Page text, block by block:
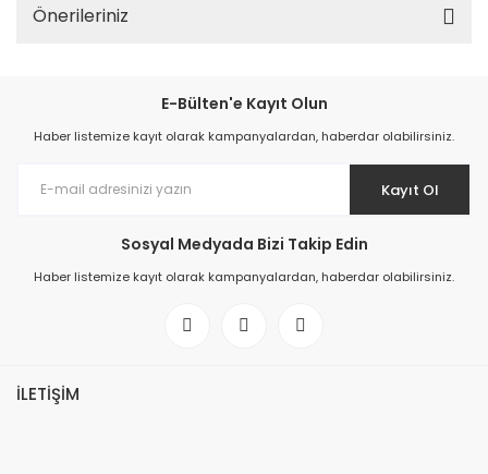
Önerileriniz
E-Bülten'e Kayıt Olun
Haber listemize kayıt olarak kampanyalardan, haberdar olabilirsiniz.
Kayıt Ol
Sosyal Medyada Bizi Takip Edin
Haber listemize kayıt olarak kampanyalardan, haberdar olabilirsiniz.
İLETİŞİM